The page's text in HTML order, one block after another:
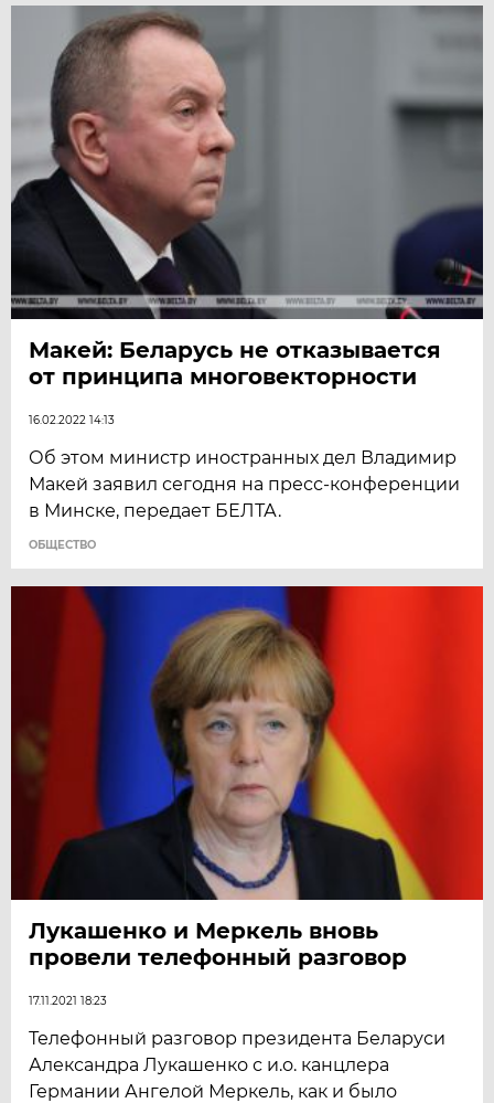
Макей: Беларусь не отказывается
от принципа многовекторности
16.02.2022 14:13
Об этом министр иностранных дел Владимир
Макей заявил сегодня на пресс-конференции
в Минске, передает БЕЛТА.
ОБЩЕСТВО
Лукашенко и Меркель вновь
провели телефонный разговор
17.11.2021 18:23
Телефонный разговор президента Беларуси
Александра Лукашенко с и.о. канцлера
Германии Ангелой Меркель, как и было